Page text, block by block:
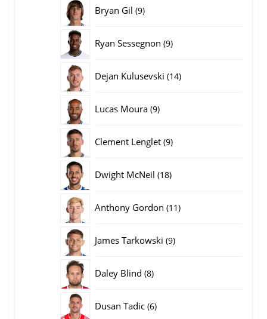
Bryan Gil 99
Ryan Sessegnon 99
Dejan Kulusevski 1414
Lucas Moura 99
Clement Lenglet 99
Dwight McNeil 1818
Anthony Gordon 1111
James Tarkowski 99
Daley Blind 88
Dusan Tadic 66